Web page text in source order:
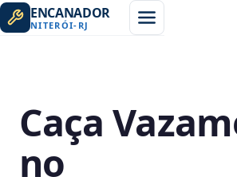
ENCANADOR
NITERÓI- RJ
Caça
no